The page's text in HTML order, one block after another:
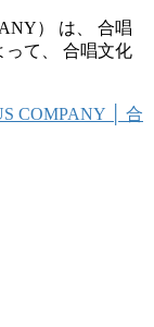
） は、 合唱
って、 合唱文化